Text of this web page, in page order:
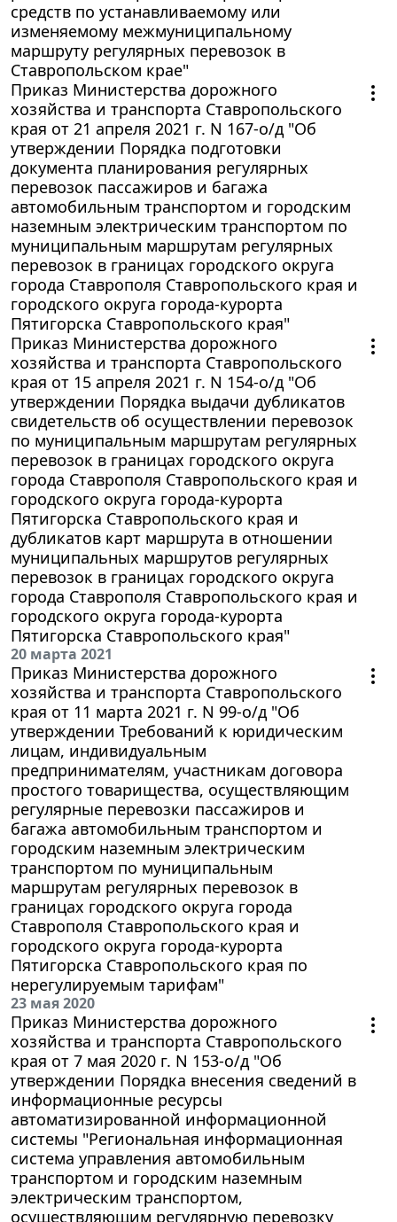
средств по устанавливаемому или
изменяемому межмуниципальному
маршруту регулярных перевозок в
Ставропольском крае"
Приказ Министерства дорожного
хозяйства и транспорта Ставропольского
края от 21 апреля 2021 г. N 167-о/д "Об
утверждении Порядка подготовки
документа планирования регулярных
перевозок пассажиров и багажа
автомобильным транспортом и городским
наземным электрическим транспортом по
муниципальным маршрутам регулярных
перевозок в границах городского округа
города Ставрополя Ставропольского края и
городского округа города-курорта
Пятигорска Ставропольского края"
Приказ Министерства дорожного
хозяйства и транспорта Ставропольского
края от 15 апреля 2021 г. N 154-о/д "Об
утверждении Порядка выдачи дубликатов
свидетельств об осуществлении перевозок
по муниципальным маршрутам регулярных
перевозок в границах городского округа
города Ставрополя Ставропольского края и
городского округа города-курорта
Пятигорска Ставропольского края и
дубликатов карт маршрута в отношении
муниципальных маршрутов регулярных
перевозок в границах городского округа
города Ставрополя Ставропольского края и
городского округа города-курорта
Пятигорска Ставропольского края"
20 марта 2021
Приказ Министерства дорожного
хозяйства и транспорта Ставропольского
края от 11 марта 2021 г. N 99-о/д "Об
утверждении Требований к юридическим
лицам, индивидуальным
предпринимателям, участникам договора
простого товарищества, осуществляющим
регулярные перевозки пассажиров и
багажа автомобильным транспортом и
городским наземным электрическим
транспортом по муниципальным
маршрутам регулярных перевозок в
границах городского округа города
Ставрополя Ставропольского края и
городского округа города-курорта
Пятигорска Ставропольского края по
нерегулируемым тарифам"
23 мая 2020
Приказ Министерства дорожного
хозяйства и транспорта Ставропольского
края от 7 мая 2020 г. N 153-о/д "Об
утверждении Порядка внесения сведений в
информационные ресурсы
автоматизированной информационной
системы "Региональная информационная
система управления автомобильным
транспортом и городским наземным
электрическим транспортом,
осуществляющим регулярную перевозку